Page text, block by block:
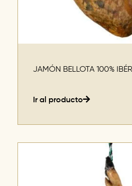
JAMÓN BELLOTA 100%
Ir al producto